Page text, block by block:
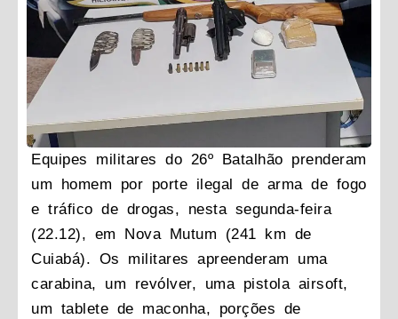
Equipes militares do 26º Batalhão prenderam
um homem por porte ilegal de arma de fogo
e tráfico de drogas, nesta segunda-feira
(22.12), em Nova Mutum (241 km de
Cuiabá). Os militares apreenderam uma
carabina, um revólver, uma pistola airsoft,
um tablete de maconha, porções de